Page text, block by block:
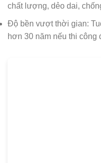
chất lượng, dẻo dai,
Độ bền vượt thời gian:
hơn 30 năm nếu thi công